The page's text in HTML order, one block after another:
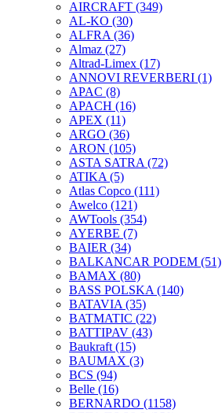
AIRCRAFT (349)
AL-KO (30)
ALFRA (36)
Almaz (27)
Altrad-Limex (17)
ANNOVI REVERBERI (1)
APAC (8)
APACH (16)
APEX (11)
ARGO (36)
ARON (105)
ASTA SATRA (72)
ATIKA (5)
Atlas Copco (111)
Awelco (121)
AWTools (354)
AYERBE (7)
BAIER (34)
BALKANCAR PODEM (51)
BAMAX (80)
BASS POLSKA (140)
BATAVIA (35)
BATMATIC (22)
BATTIPAV (43)
Baukraft (15)
BAUMAX (3)
BCS (94)
Belle (16)
BERNARDO (1158)